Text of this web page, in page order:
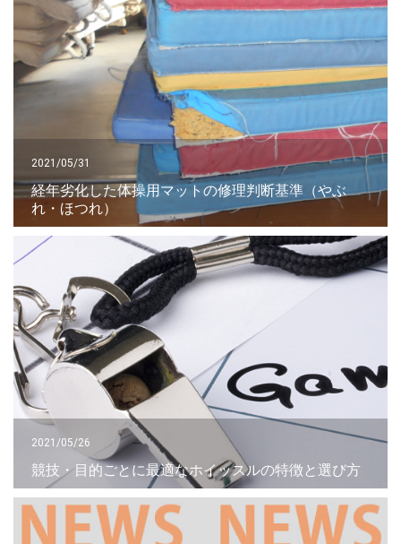
2021/05/31
経年劣化した体操用マットの修理判断基準（やぶ
れ・ほつれ）
2021/05/26
競技・目的ごとに最適なホイッスルの特徴と選び方